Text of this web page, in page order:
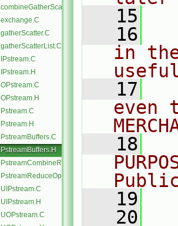
combineGatherScatter.C
exchange.C
gatherScatter.C
gatherScatterList.C
IPstream.C
IPstream.H
OPstream.C
OPstream.H
Pstream.C
Pstream.H
PstreamBuffers.C
PstreamBuffers.H
PstreamCombineReduceOps.H
PstreamReduceOps.H
UIPstream.C
UIPstream.H
UOPstream.C
   15
   16
in
   17
even
   18
   19
   20